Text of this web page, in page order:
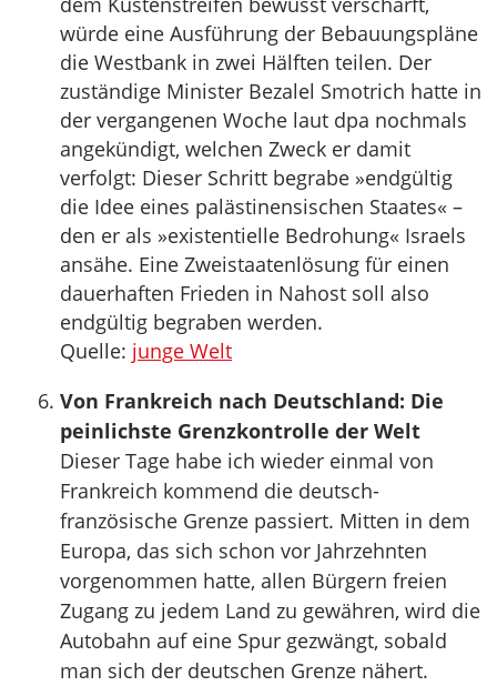
würde eine Ausführung der Bebauungspläne
die Westbank in zwei Hälften teilen. Der
zuständige Minister Bezalel Smotrich hatte in
der vergangenen Woche laut dpa nochmals
angekündigt, welchen Zweck er damit
verfolgt: Dieser Schritt begrabe »endgültig
die Idee eines palästinensischen Staates« –
den er als »existentielle Bedrohung« Israels
ansähe. Eine Zweistaatenlösung für einen
dauerhaften Frieden in Nahost soll also
endgültig begraben werden.
Quelle: junge Welt
Von Frankreich nach Deutschland: Die
peinlichste Grenzkontrolle der Welt
Dieser Tage habe ich wieder einmal von
Frankreich kommend die deutsch-
französische Grenze passiert. Mitten in dem
Europa, das sich schon vor Jahrzehnten
vorgenommen hatte, allen Bürgern freien
Zugang zu jedem Land zu gewähren, wird die
Autobahn auf eine Spur gezwängt, sobald
man sich der deutschen Grenze nähert.